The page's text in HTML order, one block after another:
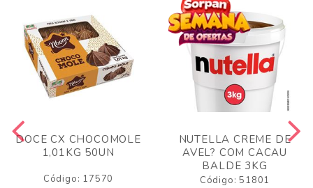
DOCE CX CHOCOMOLE
1,01KG 50UN
Código: 17570
NUTELLA CREME DE
AVEL? COM CACAU
BALDE 3KG
Código: 51801